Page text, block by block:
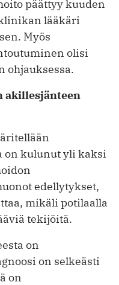
päättyy kuuden
lääkäri
Myös
olisi
ohjauksessa.
akillesjänteen
on kulunut yli kaksi
edellytykset,
mikäli potilaalla
tekijöitä.
on
on selkeästi
on